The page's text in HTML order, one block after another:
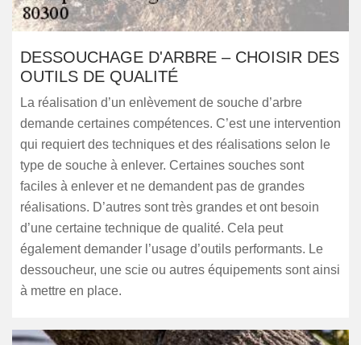
DESSOUCHAGE D'ARBRE – CHOISIR DES
OUTILS DE QUALITÉ
La réalisation d’un enlèvement de souche d’arbre
demande certaines compétences. C’est une intervention
qui requiert des techniques et des réalisations selon le
type de souche à enlever. Certaines souches sont
faciles à enlever et ne demandent pas de grandes
réalisations. D’autres sont très grandes et ont besoin
d’une certaine technique de qualité. Cela peut
également demander l’usage d’outils performants. Le
dessoucheur, une scie ou autres équipements sont ainsi
à mettre en place.